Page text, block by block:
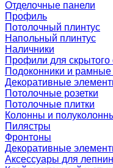
Отделочные панели
Профиль
Потолочный плинтус
Напольный плинтус
Наличники
Профили для
Подоконники и
Декоративные
Потолочные розетки
Потолочные плитки
Колонны и
Пилястры
Фронтоны
Декоративные
Аксессуары для